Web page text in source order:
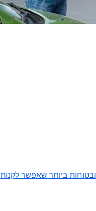
ביותר שאפשר לקנות